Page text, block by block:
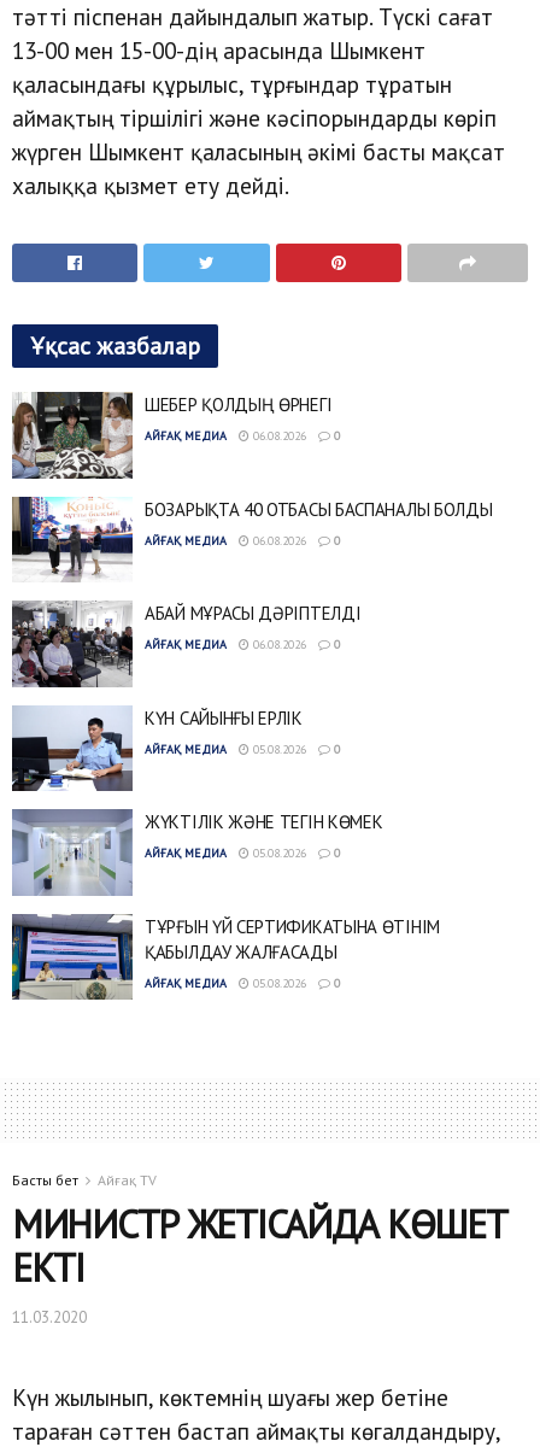
тәтті піспенан дайындалып жатыр. Түскі сағат
13-00 мен 15-00-дің арасында Шымкент
қаласындағы құрылыс, тұрғындар тұратын
аймақтың тіршілігі және кәсіпорындарды көріп
жүрген Шымкент қаласының әкімі басты мақсат
халыққа қызмет ету дейді.
Ұқсас жазбалар
ШЕБЕР ҚОЛДЫҢ ӨРНЕГІ
АЙҒАҚ МЕДИА 06.08.2026 0
БОЗАРЫҚТА 40 ОТБАСЫ БАСПАНАЛЫ БОЛДЫ
АЙҒАҚ МЕДИА 06.08.2026 0
АБАЙ МҰРАСЫ ДӘРІПТЕЛДІ
АЙҒАҚ МЕДИА 06.08.2026 0
КҮН САЙЫНҒЫ ЕРЛІК
АЙҒАҚ МЕДИА 05.08.2026 0
ЖҮКТІЛІК ЖӘНЕ ТЕГІН КӨМЕК
АЙҒАҚ МЕДИА 05.08.2026 0
ТҰРҒЫН ҮЙ СЕРТИФИКАТЫНА ӨТІНІМ
ҚАБЫЛДАУ ЖАЛҒАСАДЫ
АЙҒАҚ МЕДИА 05.08.2026 0
Басты бет Айғақ TV
МИНИСТР ЖЕТІСАЙДА КӨШЕТ
ЕКТІ
11.03.2020
Күн жылынып, көктемнің шуағы жер бетіне
тараған сәттен бастап аймақты көгалдандыру,